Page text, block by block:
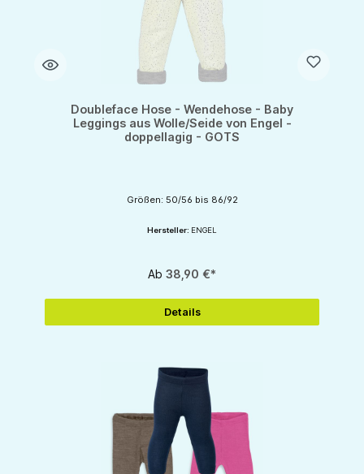
Doubleface Hose - Wendehose - Baby
Leggings aus Wolle/Seide von Engel -
doppellagig - GOTS
Größen: 50/56 bis 86/92
Hersteller: ENGEL
Ab 38,90 €*
Details